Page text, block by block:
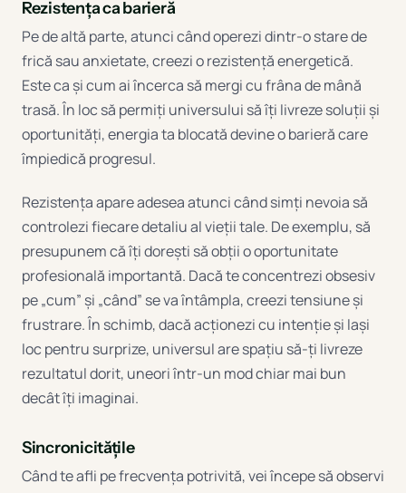
Rezistența ca barieră
Pe de altă parte, atunci când operezi dintr-o stare de
frică sau anxietate, creezi o rezistență energetică.
Este ca și cum ai încerca să mergi cu frâna de mână
trasă. În loc să permiți universului să îți livreze soluții și
oportunități, energia ta blocată devine o barieră care
împiedică progresul.
Rezistența apare adesea atunci când simți nevoia să
controlezi fiecare detaliu al vieții tale. De exemplu, să
presupunem că îți dorești să obții o oportunitate
profesională importantă. Dacă te concentrezi obsesiv
pe „cum” și „când” se va întâmpla, creezi tensiune și
frustrare. În schimb, dacă acționezi cu intenție și lași
loc pentru surprize, universul are spațiu să-ți livreze
rezultatul dorit, uneori într-un mod chiar mai bun
decât îți imaginai.
Sincronicitățile
Când te afli pe frecvența potrivită, vei începe să observi